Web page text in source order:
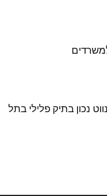
למשרדים
נכון בתיק פלילי בתל